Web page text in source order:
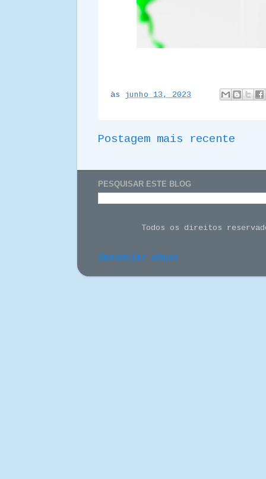
às junho 13, 2023
Postagem mais recente
PESQUISAR ESTE BLOG
Todos os direitos
Denunciar abuso